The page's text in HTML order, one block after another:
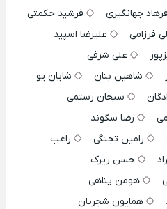
فرهاد جهانگیری
فرشید حکمتی
فرزامی
علیرضا اسپید
علی شرفی
شاهین بنان
شایان یو
سبحان رستمی
رضا سگوند
رامین تجنگی
راغب
حسن زیرک
هومن پناهی
همایون شجریان